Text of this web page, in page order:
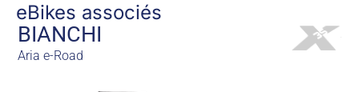
eBikes associés
BIANCHI
Aria e-Road